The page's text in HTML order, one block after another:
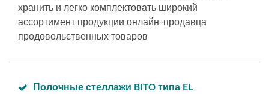
хранить и легко комплектовать широкий
ассортимент продукции онлайн-продавца
продовольственных товаров
Полочные стеллажи BITO типа EL